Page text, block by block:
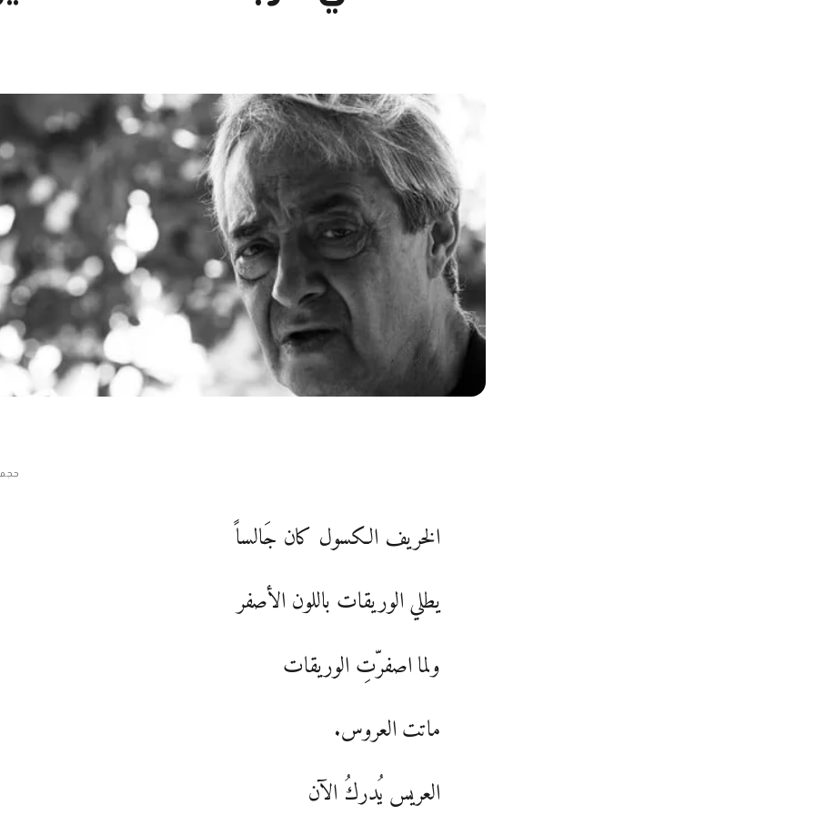
الخريف الكسول كان جَالساً
يطلي الوريقات باللون الأصفر
ولما اصفرّتِ الوريقات
ماتت العروس.
العريس يُدركُ الآن